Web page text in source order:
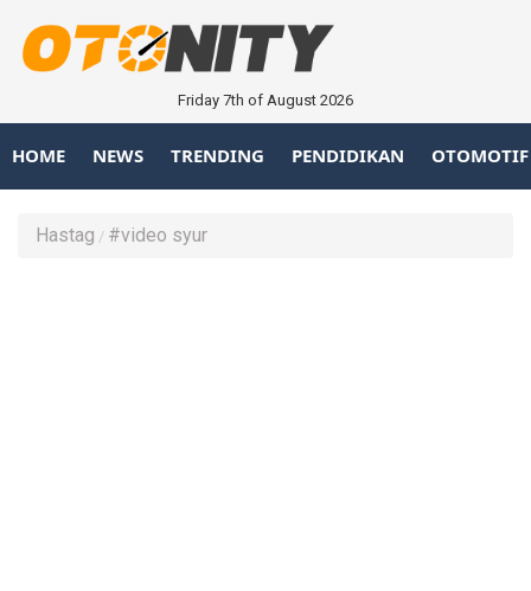
Friday 7th of August 2026
HOME NEWS TRENDING PENDIDIKAN OTOMOTIF
Hastag #video syur